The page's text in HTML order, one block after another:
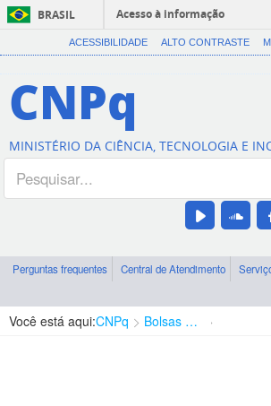
BRASIL
Acesso à informação
ACESSIBILIDADE ALTO CONTRASTE
CNPq
MINISTÉRIO DA CIÊNCIA, TECNOLOGIA E
Perguntas frequentes Central de Atendimento
Você está aqui:CNPq Bolsas e Auxílios Vigentes